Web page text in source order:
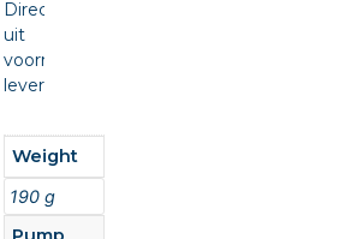
Direct
uit
voorraad
leverbaar.
Weight
190 g